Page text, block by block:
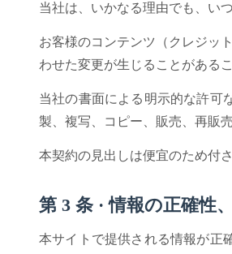
当社は、いかなる理由でも、い
お客様のコンテンツ（クレジッ
わせた変更が生じることがある
当社の書面による明示的な許可
製、複写、コピー、販売、再販
本契約の見出しは便宜のため付
第 3 条 · 情報の正確性
本サイトで提供される情報が正